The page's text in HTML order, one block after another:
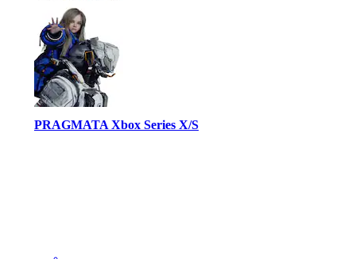
PRAGMATA Xbox Series X/S